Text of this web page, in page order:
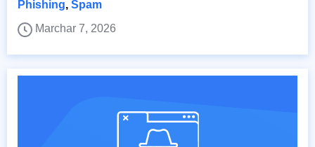
Phishing, Spam
Marchar 7, 2026